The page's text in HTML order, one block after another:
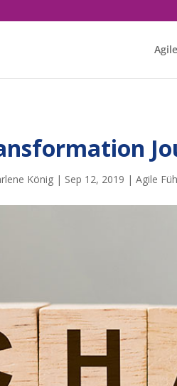
König | Sep 12, 2019 |Agile